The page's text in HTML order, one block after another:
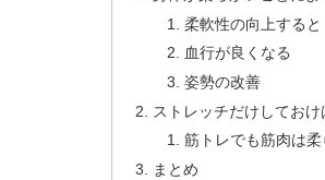
柔軟性の向上すると
血行が良くなる
姿勢の改善
ストレッチだけしてお
筋トレでも筋肉は柔
まとめ